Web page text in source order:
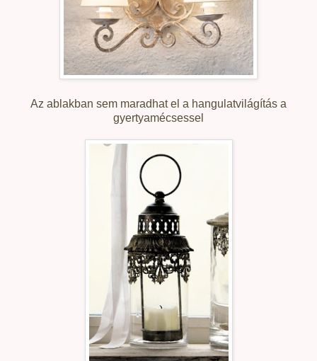
Az ablakban sem maradhat el a hangulatvilágítás a
gyertyamécsessel